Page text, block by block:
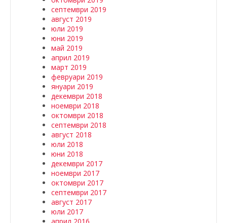
септември 2019
август 2019
юли 2019
юни 2019
май 2019
април 2019
март 2019
февруари 2019
януари 2019
декември 2018
ноември 2018
октомври 2018
септември 2018
август 2018
юли 2018
юни 2018
декември 2017
ноември 2017
октомври 2017
септември 2017
август 2017
юли 2017